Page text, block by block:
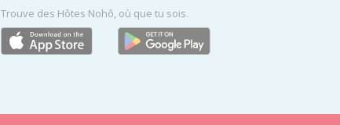
Trouve des Hôtes Nohô, où que tu sois.